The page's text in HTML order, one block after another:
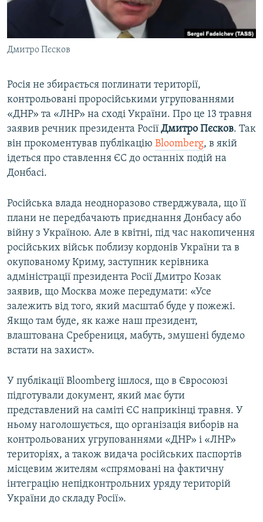
ВІДЕОУРОКИ «ELIFBE»
СВІДЧЕННЯ ОКУПАЦІЇ
УКРАЇНСЬКА ПРОБЛЕМА КРИМУ
Qırımtatar
Усі сайти RFE/RL
Дмитро Пєсков
Росія не збирається поглинати території,
контрольовані проросійськими угрупованнями
«ДНР» та «ЛНР» на сході України. Про це 13 травня
заявив речник президента Росії Дмитро Пєсков. Так
він прокоментував публікацію Bloomberg, в якій
ідеться про ставлення ЄС до останніх подій на
Донбасі.
Російська влада неодноразово стверджувала, що її
плани не передбачають приєднання Донбасу або
війну з Україною. Але в квітні, під час накопичення
російських військ поблизу кордонів України та в
окупованому Криму, заступник керівника
адміністрації президента Росії Дмитро Козак
заявив, що Москва може передумати: «Усе
залежить від того, який масштаб буде у пожежі.
Якщо там буде, як каже наш президент,
влаштована Сребрениця, мабуть, змушені будемо
встати на захист».
У публікації Bloomberg ішлося, що в Євросоюзі
підготували документ, який має бути
представлений на саміті ЄС наприкінці травня. У
ньому наголошується, що організація виборів на
контрольованих угрупованнями «ДНР» і «ЛНР»
територіях, а також видача російських паспортів
місцевим жителям «спрямовані на фактичну
інтеграцію непідконтрольних уряду територій
України до складу Росії».